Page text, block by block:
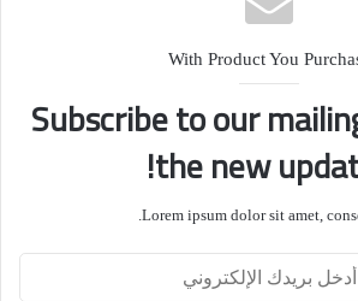
With Product You
Subscribe to our
the new
Lorem ipsum dolor sit amet,